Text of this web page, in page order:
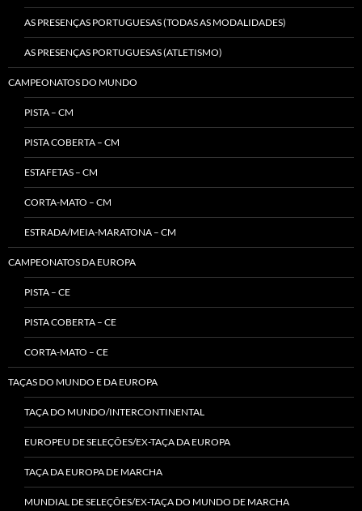
AS PRESENÇAS PORTUGUESAS (TODAS AS MODALIDADES)
AS PRESENÇAS PORTUGUESAS (ATLETISMO)
CAMPEONATOS DO MUNDO
PISTA – CM
PISTA COBERTA – CM
ESTAFETAS – CM
CORTA-MATO – CM
ESTRADA/MEIA-MARATONA – CM
CAMPEONATOS DA EUROPA
PISTA – CE
PISTA COBERTA – CE
CORTA-MATO – CE
TAÇAS DO MUNDO E DA EUROPA
TAÇA DO MUNDO/INTERCONTINENTAL
EUROPEU DE SELEÇÕES/EX-TAÇA DA EUROPA
TAÇA DA EUROPA DE MARCHA
MUNDIAL DE SELEÇÕES/EX-TAÇA DO MUNDO DE MARCHA